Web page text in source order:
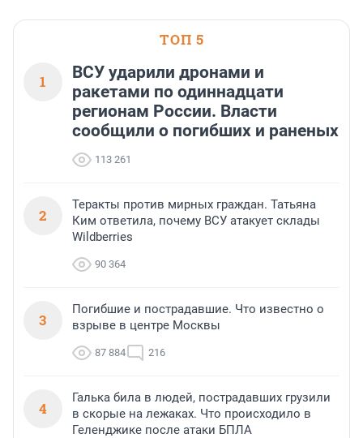
ТОП 5
1
ВСУ ударили дронами и
ракетами по одиннадцати
регионам России. Власти
сообщили о погибших и раненых
113 261
2
Теракты против мирных граждан. Татьяна
Ким ответила, почему ВСУ атакует склады
Wildberries
90 364
3
Погибшие и пострадавшие. Что известно о
взрыве в центре Москвы
87 884 216
4
Галька била в людей, пострадавших грузили
в скорые на лежаках. Что происходило в
Геленджике после атаки БПЛА